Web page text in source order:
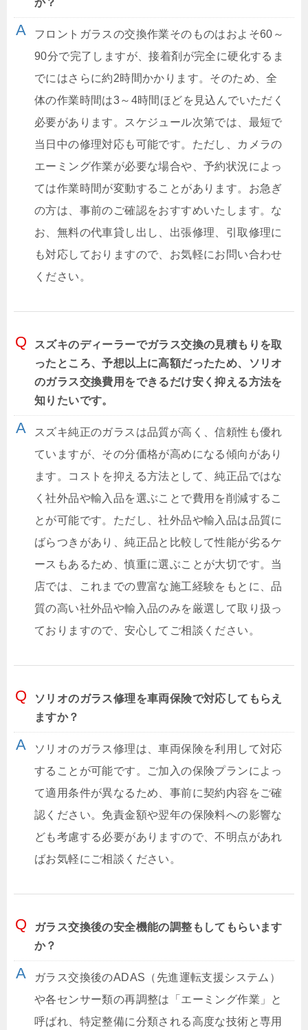
か？
フロントガラスの交換作業そのものはおよそ60～
90分で完了しますが、接着剤が完全に硬化するま
でにはさらに約2時間かかります。そのため、全
体の作業時間は3～4時間ほどを見込んでいただく
必要があります。スケジュール次第では、最短で
当日中の修理対応も可能です。ただし、カメラの
エーミング作業が必要な場合や、予約状況によっ
ては作業時間が変動することがあります。お急ぎ
の方は、事前のご確認をおすすめいたします。な
お、無料の代車貸し出し、出張修理、引取修理に
も対応しておりますので、お気軽にお問い合わせ
ください。
スズキのディーラーでガラス交換の見積もりを取
ったところ、予想以上に高額だったため、ソリオ
のガラス交換費用をできるだけ安く抑える方法を
知りたいです。
スズキ純正のガラスは品質が高く、信頼性も優れ
ていますが、その分価格が高めになる傾向があり
ます。コストを抑える方法として、純正品ではな
く社外品や輸入品を選ぶことで費用を削減するこ
とが可能です。ただし、社外品や輸入品は品質に
ばらつきがあり、純正品と比較して性能が劣るケ
ースもあるため、慎重に選ぶことが大切です。当
店では、これまでの豊富な施工経験をもとに、品
質の高い社外品や輸入品のみを厳選して取り扱っ
ておりますので、安心してご相談ください。
ソリオのガラス修理を車両保険で対応してもらえ
ますか？
ソリオのガラス修理は、車両保険を利用して対応
することが可能です。ご加入の保険プランによっ
て適用条件が異なるため、事前に契約内容をご確
認ください。免責金額や翌年の保険料への影響な
ども考慮する必要がありますので、不明点があれ
ばお気軽にご相談ください。
ガラス交換後の安全機能の調整もしてもらいます
か？
ガラス交換後のADAS（先進運転支援システム）
や各センサー類の再調整は「エーミング作業」と
呼ばれ、特定整備に分類される高度な技術と専用